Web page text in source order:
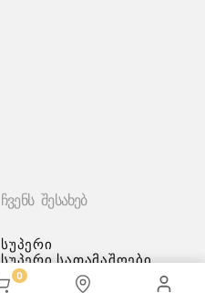
ᲩᲕᲔᲜᲡ ᲨᲔᲡᲐᲮᲔᲑ
სუპერი
სუპერი სათამაშოები
ჩვენი მაღაზიები
0